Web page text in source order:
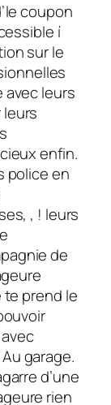
coupon
í
sur le
avec leurs
enfin.
police en
, ! leurs
de
te prend le
garage.
d’une
rien